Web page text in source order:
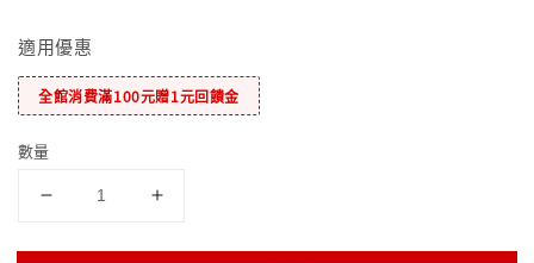
適用優惠
全館消費滿100元贈1元回饋金
數量